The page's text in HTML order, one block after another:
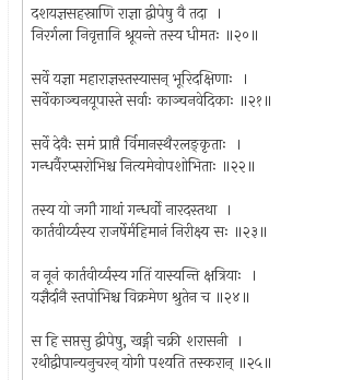
दशयज्ञसहस्राणि राज्ञा द्वीपेषु वै तदा ।
निरर्गला निवृत्तानि श्रूयन्ते तस्य धीमतः ॥२०॥
सर्वे यज्ञा महाराज्ञस्तस्यासन् भूरिदक्षिणाः ।
सर्वेकाञ्चनयूपास्ते सर्वाः काञ्चनवेदिकाः ॥२१॥
सर्वे देवैः समं प्राप्तै र्विमानस्थैरलङ्कृताः ।
गन्धर्वैरप्सरोभिश्च नित्यमेवोपशोभिताः ॥२२॥
तस्य यो जगौ गाथां गन्धर्वो नारदस्तथा ।
कार्तवीर्य्यस्य राजर्षेर्महिमानं निरीक्ष्य सः ॥२३॥
न नूनं कार्तवीर्य्यस्य गतिं यास्यन्ति क्षत्रियाः ।
यज्ञैर्दानै स्तपोभिश्च विक्रमेण श्रुतेन च ॥२४॥
स हि सप्तसु द्वीपेषु, खड्गी चक्री शरासनी ।
रथीद्वीपान्यनुचरन् योगी पश्यति तस्करान् ॥२५॥